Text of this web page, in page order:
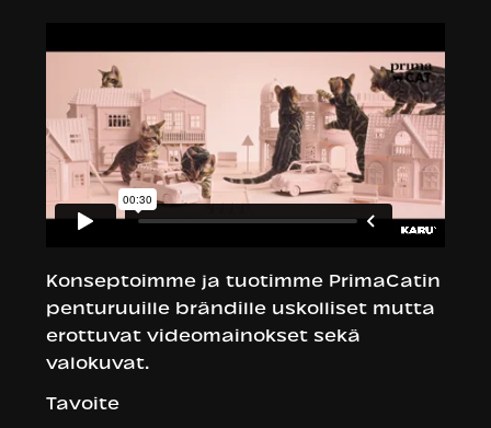
Konseptoimme ja tuotimme PrimaCatin
penturuuille brändille uskolliset mutta
erottuvat videomainokset sekä
valokuvat.
Tavoite